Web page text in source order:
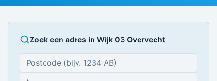
Zoek een adres in Wijk 03 Overvecht